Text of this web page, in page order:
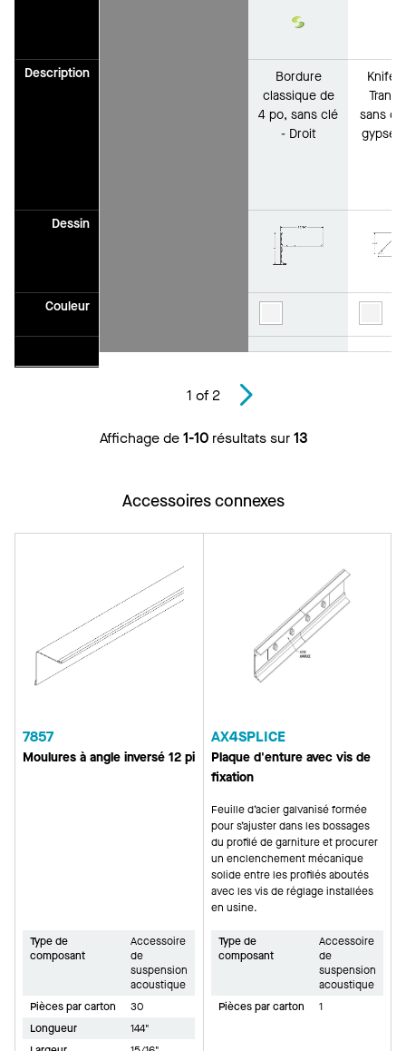
Description
Dessin
Couleur
Durabilité
Bordure
classique de
4 po, sans clé
- Droit
Knife
sans
gypse
1 of2
Affichage de1-10résultats sur13
Accessoires connexes
7857
Moulures à angle inversé 12 pi
Type de
composant
Accessoire
de
suspension
acoustique
Pièces par carton
30
Longueur
144"
AX4SPLICE
Plaque d'enture avec vis de
fixation
Feuille d’acier galvanisé formée
pour s’ajuster dans les bossages
du profilé de garniture et procurer
un enclenchement mécanique
solide entre les profilés aboutés
avec les vis de réglage installées
en usine.
Type de
composant
Accessoire
de
suspension
acoustique
Pièces par carton
1